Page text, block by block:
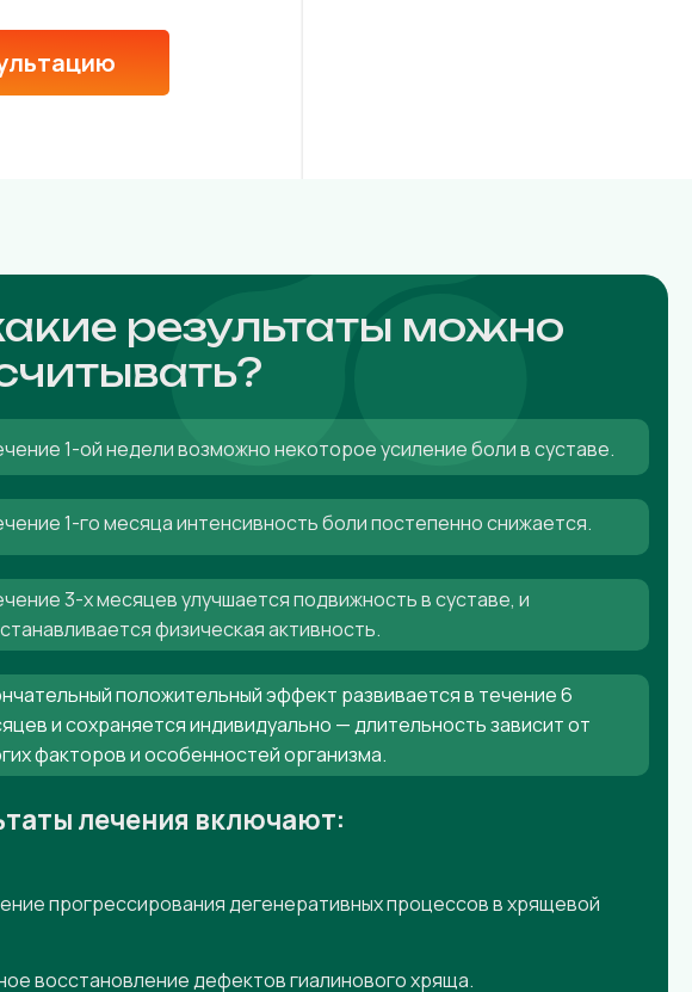
результаты можно
1-ой недели возможно некоторое усиление боли в суставе.
1-го месяца интенсивность боли постепенно снижается.
3-х месяцев улучшается подвижность в суставе, и
физическая активность.
положительный эффект развивается в течение 6
и сохраняется индивидуально — длительность зависит от
факторов и особенностей организма.
лечения включают:
прогрессирования дегенеративных процессов в хрящевой
восстановление дефектов гиалинового хряща.